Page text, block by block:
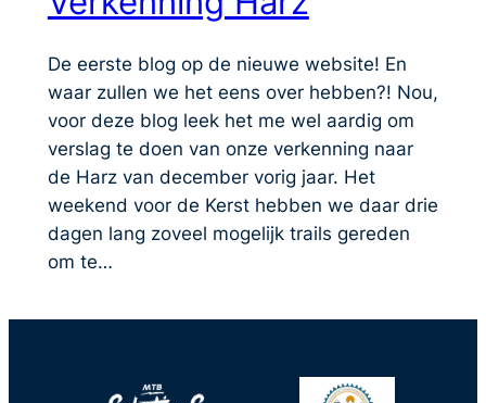
De eerste blog op de nieuwe website! En
waar zullen we het eens over hebben?! Nou,
voor deze blog leek het me wel aardig om
verslag te doen van onze verkenning naar
de Harz van december vorig jaar. Het
weekend voor de Kerst hebben we daar drie
dagen lang zoveel mogelijk trails gereden
om te…